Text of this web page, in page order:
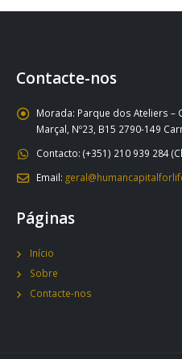
Contacte-nos
Morada: Parque dos Ateliers –
Marçal, Nº23, B15 2790-149
Contacto: (+351) 210 939 284
Email:
Páginas
Início
Sobre
Contacte-nos